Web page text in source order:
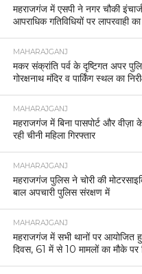
महराजगंज में एसपी ने नगर चौकी
आपराधिक गतिविधियों पर लापरवाही
MAHARAJGANJ
मकर संक्रांति पर्व के दृष्टिगत अपर
गोरक्षनाथ मंदिर व पार्किंग स्थल का
MAHARAJGANJ
महराजगंज में बिना पासपोर्ट और
रही चीनी महिला गिरफ्तार
MAHARAJGANJ
महराजगंज पुलिस ने चोरी की
बाल अपचारी पुलिस संरक्षण में
MAHARAJGANJ
महराजगंज में सभी थानों पर आयोजित
दिवस, 61 में से 10 मामलों का मौके पर